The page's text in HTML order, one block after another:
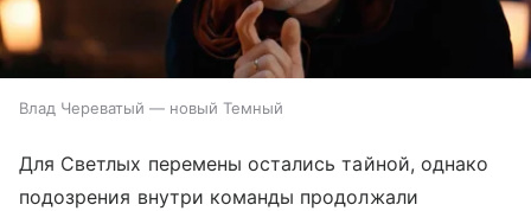
Влад Череватый — новый Темный
Для Светлых перемены остались тайной, однако
подозрения внутри команды продолжали